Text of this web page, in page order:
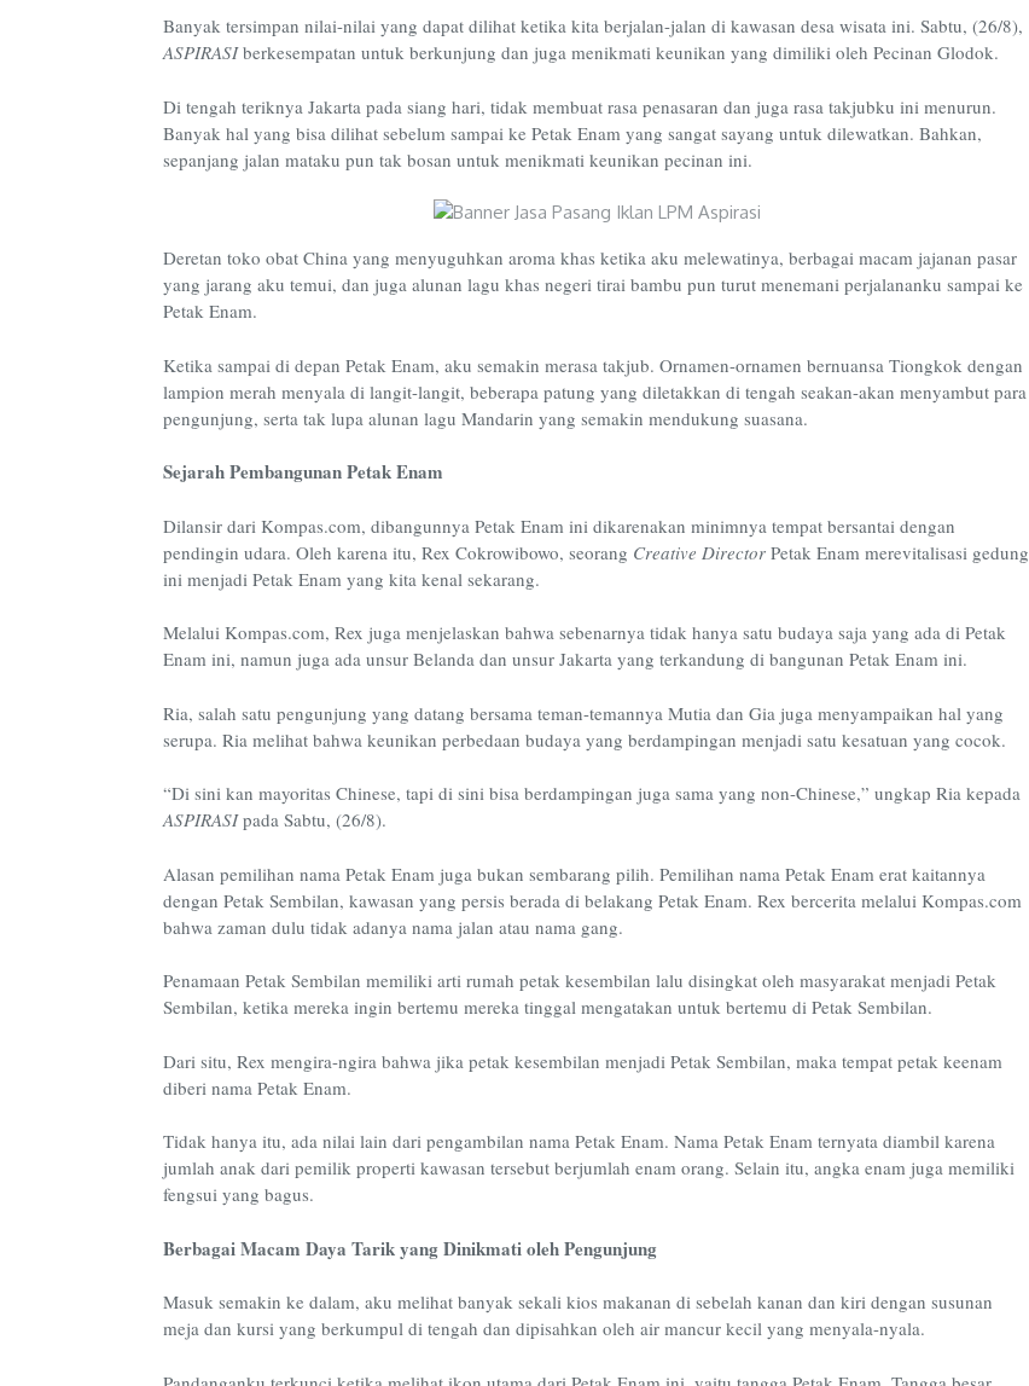
Banyak tersimpan nilai-nilai yang dapat dilihat ketika kita berjalan-jalan di kawasan desa wisata ini. Sabtu, (26/8),
ASPIRASIberkesempatan untuk berkunjung dan juga menikmati keunikan yang dimiliki oleh Pecinan Glodok.
Di tengah teriknya Jakarta pada siang hari, tidak membuat rasa penasaran dan juga rasa takjubku ini menurun.
Banyak hal yang bisa dilihat sebelum sampai ke Petak Enam yang sangat sayang untuk dilewatkan. Bahkan,
sepanjang jalan mataku pun tak bosan untuk menikmati keunikan pecinan ini.
Deretan toko obat China yang menyuguhkan aroma khas ketika aku melewatinya, berbagai macam jajanan pasar
yang jarang aku temui, dan juga alunan lagu khas negeri tirai bambu pun turut menemani perjalananku sampai ke
Petak Enam.
Ketika sampai di depan Petak Enam, aku semakin merasa takjub. Ornamen-ornamen bernuansa Tiongkok dengan
lampion merah menyala di langit-langit, beberapa patung yang diletakkan di tengah seakan-akan menyambut para
pengunjung, serta tak lupa alunan lagu Mandarin yang semakin mendukung suasana.
Sejarah Pembangunan Petak Enam
Dilansir dari Kompas.com, dibangunnya Petak Enam ini dikarenakan minimnya tempat bersantai dengan
pendingin udara. Oleh karena itu, Rex Cokrowibowo, seorang Creative DirectorPetak Enam merevitalisasi gedung
ini menjadi Petak Enam yang kita kenal sekarang.
Melalui Kompas.com, Rex juga menjelaskan bahwa sebenarnya tidak hanya satu budaya saja yang ada di Petak
Enam ini, namun juga ada unsur Belanda dan unsur Jakarta yang terkandung di bangunan Petak Enam ini.
Ria, salah satu pengunjung yang datang bersama teman-temannya Mutia dan Gia juga menyampaikan hal yang
serupa. Ria melihat bahwa keunikan perbedaan budaya yang berdampingan menjadi satu kesatuan yang cocok.
“Di sini kan mayoritas Chinese, tapi di sini bisa berdampingan juga sama yang non-Chinese,” ungkap Ria kepada
ASPIRASIpada Sabtu, (26/8).
Alasan pemilihan nama Petak Enam juga bukan sembarang pilih. Pemilihan nama Petak Enam erat kaitannya
dengan Petak Sembilan, kawasan yang persis berada di belakang Petak Enam. Rex bercerita melalui Kompas.com
bahwa zaman dulu tidak adanya nama jalan atau nama gang.
Penamaan Petak Sembilan memiliki arti rumah petak kesembilan lalu disingkat oleh masyarakat menjadi Petak
Sembilan, ketika mereka ingin bertemu mereka tinggal mengatakan untuk bertemu di Petak Sembilan.
Dari situ, Rex mengira-ngira bahwa jika petak kesembilan menjadi Petak Sembilan, maka tempat petak keenam
diberi nama Petak Enam.
Tidak hanya itu, ada nilai lain dari pengambilan nama Petak Enam. Nama Petak Enam ternyata diambil karena
jumlah anak dari pemilik properti kawasan tersebut berjumlah enam orang. Selain itu, angka enam juga memiliki
fengsui yang bagus.
Berbagai Macam Daya Tarik yang Dinikmati oleh Pengunjung
Masuk semakin ke dalam, aku melihat banyak sekali kios makanan di sebelah kanan dan kiri dengan susunan
meja dan kursi yang berkumpul di tengah dan dipisahkan oleh air mancur kecil yang menyala-nyala.